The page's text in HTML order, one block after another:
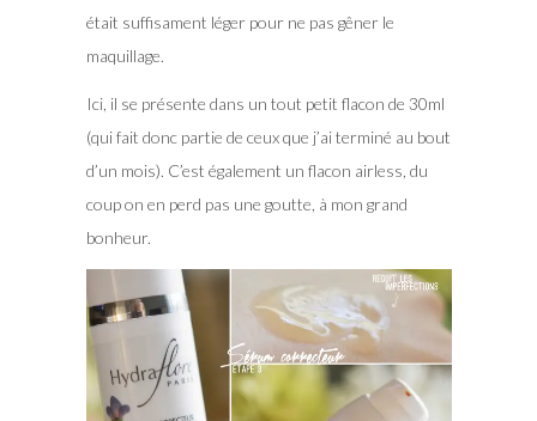
était suffisament léger pour ne pas gêner le
maquillage.
Ici, il se présente dans un tout petit flacon de 30ml
(qui fait donc partie de ceux que j’ai terminé au bout
d’un mois). C’est également un flacon airless, du
coup on en perd pas une goutte, à mon grand
bonheur.